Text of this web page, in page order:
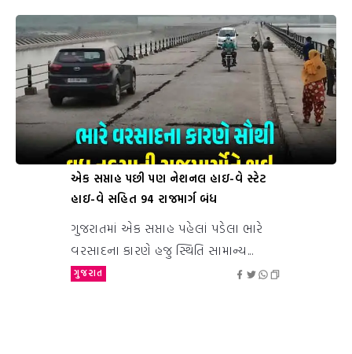
એક સપ્તાહ પછી પણ નેશનલ હાઇ-વે સ્ટેટ
હાઇ-વે સહિત 94 રાજમાર્ગ બંધ
ગુજરાતમાં એક સપ્તાહ પહેલાં પડેલા ભારે
વરસાદના કારણે હજુ સ્થિતિ સામાન્ય...
ગુજરાત